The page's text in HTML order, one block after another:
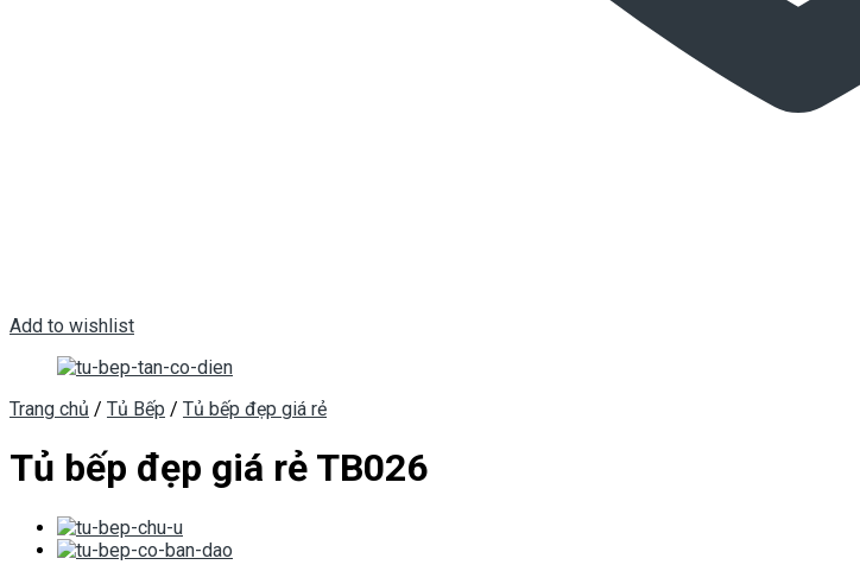
Add to wishlist
Trang chủ / Tủ Bếp / Tủ bếp đẹp giá rẻ
Tủ bếp đẹp giá rẻ TB026